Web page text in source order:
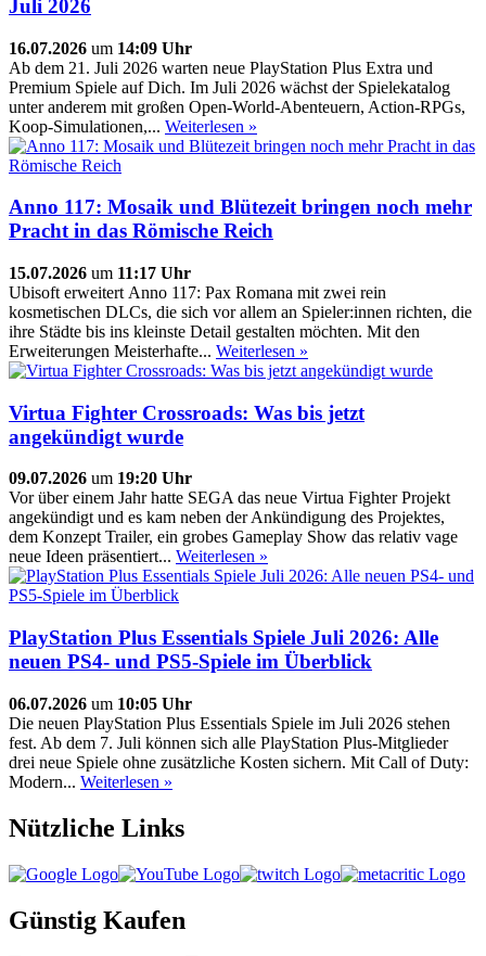
Juli 2026
16.07.2026 um 14:09 Uhr
Ab dem 21. Juli 2026 warten neue PlayStation Plus Extra und
Premium Spiele auf Dich. Im Juli 2026 wächst der Spielekatalog
unter anderem mit großen Open-World-Abenteuern, Action-RPGs,
Koop-Simulationen,... Weiterlesen »
Anno 117: Mosaik und Blütezeit bringen noch mehr
Pracht in das Römische Reich
15.07.2026 um 11:17 Uhr
Ubisoft erweitert Anno 117: Pax Romana mit zwei rein
kosmetischen DLCs, die sich vor allem an Spieler:innen richten, die
ihre Städte bis ins kleinste Detail gestalten möchten. Mit den
Erweiterungen Meisterhafte... Weiterlesen »
Virtua Fighter Crossroads: Was bis jetzt
angekündigt wurde
09.07.2026 um 19:20 Uhr
Vor über einem Jahr hatte SEGA das neue Virtua Fighter Projekt
angekündigt und es kam neben der Ankündigung des Projektes,
dem Konzept Trailer, ein grobes Gameplay Show das relativ vage
neue Ideen präsentiert... Weiterlesen »
PlayStation Plus Essentials Spiele Juli 2026: Alle
neuen PS4- und PS5-Spiele im Überblick
06.07.2026 um 10:05 Uhr
Die neuen PlayStation Plus Essentials Spiele im Juli 2026 stehen
fest. Ab dem 7. Juli können sich alle PlayStation Plus-Mitglieder
drei neue Spiele ohne zusätzliche Kosten sichern. Mit Call of Duty:
Modern... Weiterlesen »
Nützliche Links
Günstig Kaufen